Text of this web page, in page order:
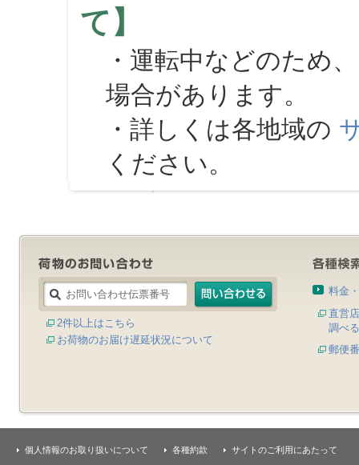
て】
・運転中などのため
場合があります。
・詳しくは各地域の
ください。
2件以上はこちら
お荷物のお届け遅延状況について
料金
直営
調べる
郵便
個人情報のお取り扱いについて 各種約款 サイトのご利用にあたって